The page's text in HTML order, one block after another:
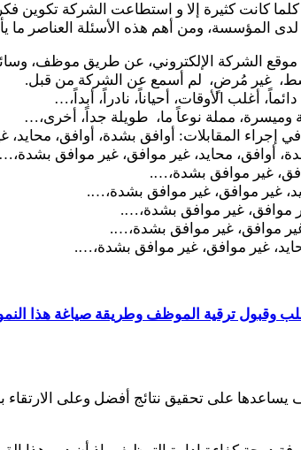
كانت كثيرة إلا و استطاعت الشركة تكوين
المؤسسة، ومن أهم هذه الأسئلة العناصر ما
موقع الشركة الإلكتروني، عن طريق موظف،
غير مُرضٍ، لم أسمع عن الشركة من قبل.
أغلب الأوقات، أحياناً، نادراً، أبداً،…
وميسرة، مملة نوعاً ما، طويلة جداً، أخرى،…
إجراء المقابلات: أوافق بشدة، أوافق،
أوافق، محايد، غير موافق، غير موافق
غير موافق بشدة،….
غير موافق، غير موافق بشدة،….
موافق، غير موافق بشدة،….
غير موافق، غير موافق بشدة،….
غير موافق، غير موافق بشدة،….
وقبول ترقية الموظف وطريقة صياغة هذا
على تحقيق نتائج أفضل وعلى